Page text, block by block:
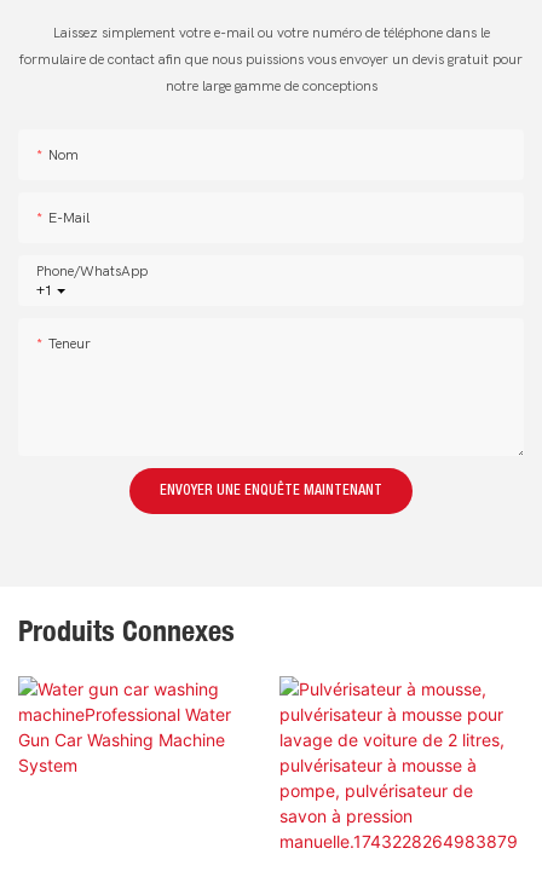
Laissez simplement votre e-mail ou votre numéro de téléphone dans le
formulaire de contact afin que nous puissions vous envoyer un devis gratuit pour
notre large gamme de conceptions
Nom
E-Mail
+1
Phone/whatsApp
Teneur
ENVOYER UNE ENQUÊTE MAINTENANT
Produits Connexes